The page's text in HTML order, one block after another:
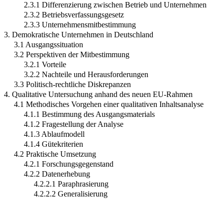
2.3.1 Differenzierung zwischen Betrieb und Unternehmen
2.3.2 Betriebsverfassungsgesetz
2.3.3 Unternehmensmitbestimmung
3. Demokratische Unternehmen in Deutschland
3.1 Ausgangssituation
3.2 Perspektiven der Mitbestimmung
3.2.1 Vorteile
3.2.2 Nachteile und Herausforderungen
3.3 Politisch-rechtliche Diskrepanzen
4. Qualitative Untersuchung anhand des neuen EU-Rahmen
4.1 Methodisches Vorgehen einer qualitativen Inhaltsanalyse
4.1.1 Bestimmung des Ausgangsmaterials
4.1.2 Fragestellung der Analyse
4.1.3 Ablaufmodell
4.1.4 Gütekriterien
4.2 Praktische Umsetzung
4.2.1 Forschungsgegenstand
4.2.2 Datenerhebung
4.2.2.1 Paraphrasierung
4.2.2.2 Generalisierung